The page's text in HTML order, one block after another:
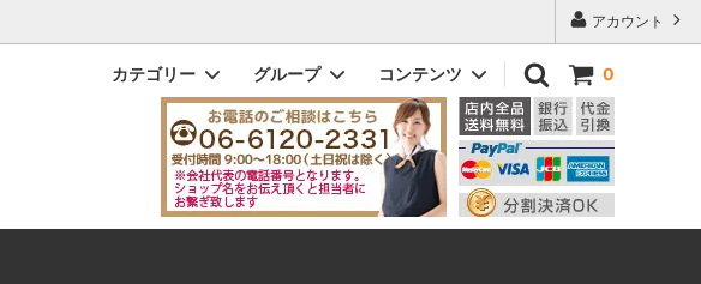
アカウント
0
カテゴリー
ドッティ｜DOTTY
ビック｜VIC
グループ
メンズ
コンテンツ
初めてのお客様へ
Q&A よくある質問